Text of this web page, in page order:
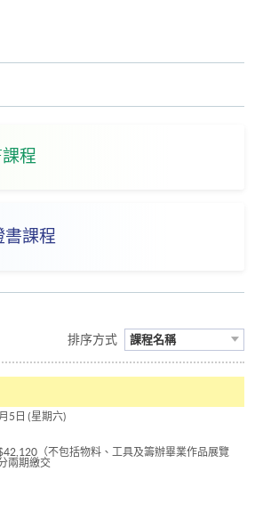
程
書課程
排序方式 課程名稱
5日 (星期六)
（不包括物料、工具及籌辦畢業作品展覽
兩期繳交